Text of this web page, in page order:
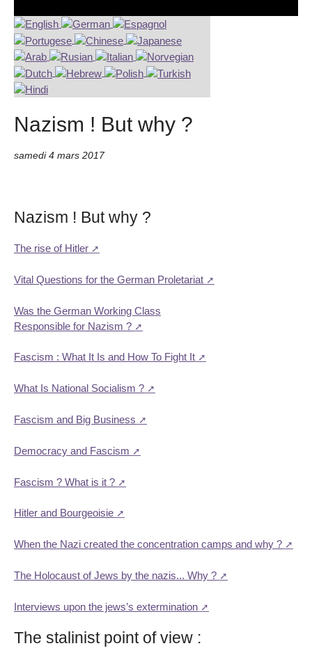
Nazism ! But why ?
samedi 4 mars 2017
Nazism ! But why ?
The rise of Hitler
Vital Questions for the German Proletariat
Was the German Working Class
Responsible for Nazism ?
Fascism : What It Is and How To Fight It
What Is National Socialism ?
Fascism and Big Business
Democracy and Fascism
Fascism ? What is it ?
Hitler and Bourgeoisie
When the Nazi created the concentration camps and why ?
The Holocaust of Jews by the nazis... Why ?
Interviews upon the jews’s extermination
The stalinist point of view :